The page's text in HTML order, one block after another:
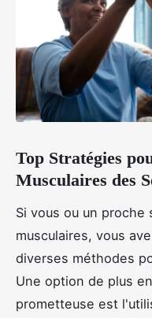
Top Stratégies
Musculaires des
Si vous ou un
musculaires, vous
diverses méthodes
Une option de plus
prometteuse est